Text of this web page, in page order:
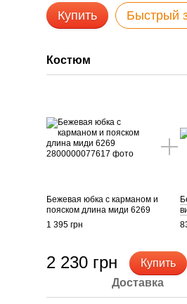
Купить Быстрый
Костюм
Бежевая юбка с карманом и
пояском длина миди 6269
1 395 грн
2 230 грн
Купить
Доставка